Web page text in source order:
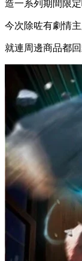
造一系列期間限定
今次除咗有劇情
就連周邊商品都